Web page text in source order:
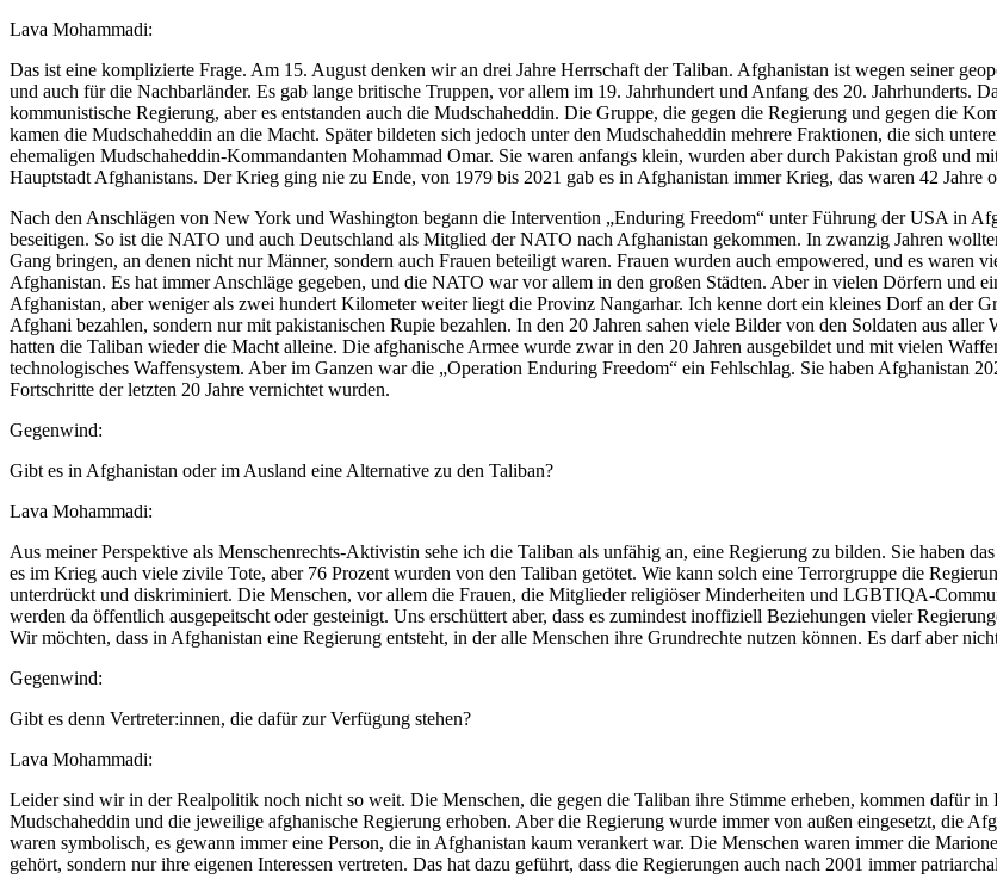
Lava Mohammadi:
Das ist eine komplizierte Frage. Am 15. August denken wir an drei Jahre Herrschaft der Taliban. Afghanistan ist wegen seiner
und auch für die Nachbarländer. Es gab lange britische Truppen, vor allem im 19. Jahrhundert und Anfang des 20. Jahrhunderts.
kommunistische Regierung, aber es entstanden auch die Mudschaheddin. Die Gruppe, die gegen die Regierung und gegen die
kamen die Mudschaheddin an die Macht. Später bildeten sich jedoch unter den Mudschaheddin mehrere Fraktionen, die sich
ehemaligen Mudschaheddin-Kommandanten Mohammad Omar. Sie waren anfangs klein, wurden aber durch Pakistan groß und
Hauptstadt Afghanistans. Der Krieg ging nie zu Ende, von 1979 bis 2021 gab es in Afghanistan immer Krieg, das waren 42 Jahre
Nach den Anschlägen von New York und Washington begann die Intervention „Enduring Freedom“ unter Führung der USA in
beseitigen. So ist die NATO und auch Deutschland als Mitglied der NATO nach Afghanistan gekommen. In zwanzig Jahren
Gang bringen, an denen nicht nur Männer, sondern auch Frauen beteiligt waren. Frauen wurden auch empowered, und es waren
Afghanistan. Es hat immer Anschläge gegeben, und die NATO war vor allem in den großen Städten. Aber in vielen Dörfern und
Afghanistan, aber weniger als zwei hundert Kilometer weiter liegt die Provinz Nangarhar. Ich kenne dort ein kleines Dorf an der
Afghani bezahlen, sondern nur mit pakistanischen Rupie bezahlen. In den 20 Jahren sahen viele Bilder von den Soldaten aus
hatten die Taliban wieder die Macht alleine. Die afghanische Armee wurde zwar in den 20 Jahren ausgebildet und mit vielen
technologisches Waffensystem. Aber im Ganzen war die „Operation Enduring Freedom“ ein Fehlschlag. Sie haben Afghanistan
Fortschritte der letzten 20 Jahre vernichtet wurden.
Gegenwind:
Gibt es in Afghanistan oder im Ausland eine Alternative zu den Taliban?
Lava Mohammadi:
Aus meiner Perspektive als Menschenrechts-Aktivistin sehe ich die Taliban als unfähig an, eine Regierung zu bilden. Sie haben
es im Krieg auch viele zivile Tote, aber 76 Prozent wurden von den Taliban getötet. Wie kann solch eine Terrorgruppe die
unterdrückt und diskriminiert. Die Menschen, vor allem die Frauen, die Mitglieder religiöser Minderheiten und LGBTIQA-
werden da öffentlich ausgepeitscht oder gesteinigt. Uns erschüttert aber, dass es zumindest inoffiziell Beziehungen vieler
Wir möchten, dass in Afghanistan eine Regierung entsteht, in der alle Menschen ihre Grundrechte nutzen können. Es darf aber
Gegenwind:
Gibt es denn Vertreter:innen, die dafür zur Verfügung stehen?
Lava Mohammadi:
Leider sind wir in der Realpolitik noch nicht so weit. Die Menschen, die gegen die Taliban ihre Stimme erheben, kommen dafür in
Mudschaheddin und die jeweilige afghanische Regierung erhoben. Aber die Regierung wurde immer von außen eingesetzt, die
waren symbolisch, es gewann immer eine Person, die in Afghanistan kaum verankert war. Die Menschen waren immer die
gehört, sondern nur ihre eigenen Interessen vertreten. Das hat dazu geführt, dass die Regierungen auch nach 2001 immer